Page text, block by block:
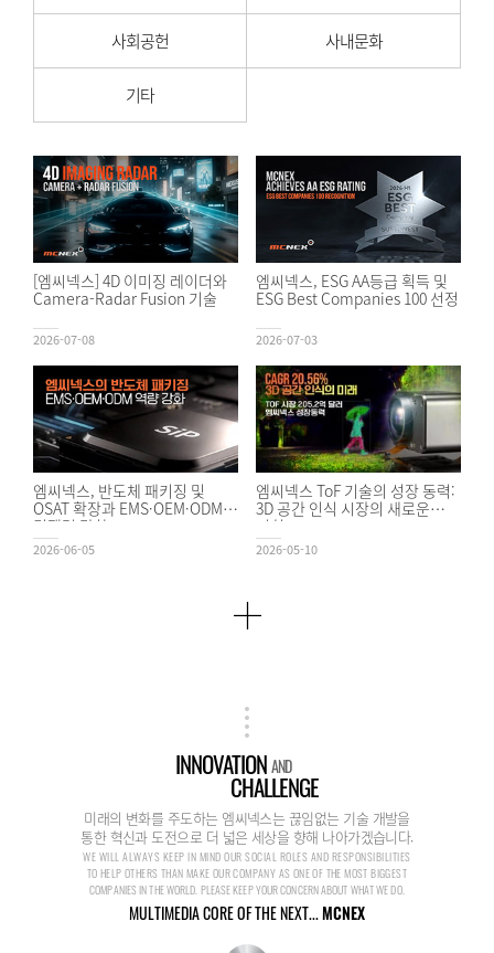
사회공헌 사내문화
기타
[엠씨넥스] 4D 이미징 레이더와
Camera-Radar Fusion 기술
2026-07-08
엠씨넥스, ESG AA등급 획득 및
ESG Best Companies 100 선정
2026-07-03
엠씨넥스, 반도체 패키징 및
OSAT 확장과 EMS·OEM·ODM
경쟁력 강화
2026-06-05
엠씨넥스 ToF 기술의 성장 동력:
3D 공간 인식 시장의 새로운
기회
2026-05-10
INNOVATIONAND
CHALLENGE
미래의 변화를 주도하는 엠씨넥스는 끊임없는 기술 개발을
통한 혁신과 도전으로 더 넓은 세상을 향해 나아가겠습니다.
WE WILL ALWAYS KEEP IN MIND OUR SOCIAL ROLES AND RESPONSIBILITIES
TO HELP OTHERS THAN MAKE OUR COMPANY AS ONE OF THE MOST BIGGEST
COMPANIES IN THE WORLD. PLEASE KEEP YOUR CONCERN ABOUT WHAT WE DO.
MULTIMEDIA CORE OF THE NEXT...MCNEX